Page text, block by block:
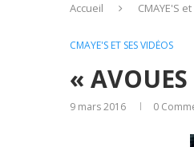
Accueil CMAYE'S
CMAYE'S ET SES VIDÉOS
«
9 mars 2016 0